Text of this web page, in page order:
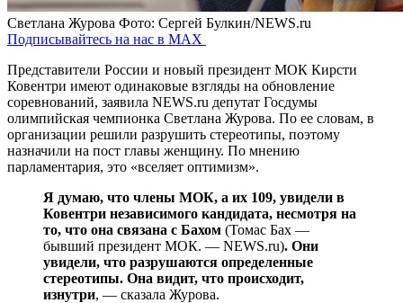
Светлана Журова Фото: Сергей Булкин/NEWS.ru
Подписывайтесь на нас в MAX
Представители России и новый президент МОК Кирсти
Ковентри имеют одинаковые взгляды на обновление
соревнований, заявила NEWS.ru депутат Госдумы
олимпийская чемпионка Светлана Журова. По ее словам, в
организации решили разрушить стереотипы, поэтому
назначили на пост главы женщину. По мнению
парламентария, это «вселяет оптимизм».
Я думаю, что члены МОК, а их 109, увидели в
Ковентри независимого кандидата, несмотря на
то, что она связана с Бахом (Томас Бах —
бывший президент МОК. — NEWS.ru). Они
увидели, что разрушаются определенные
стереотипы. Она видит, что происходит,
изнутри, — сказала Журова.